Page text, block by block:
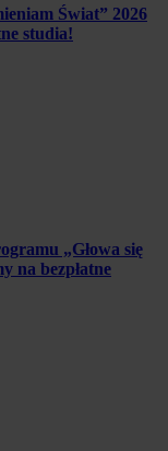
Świat” 2026
studia!
„Głowa się
na bezpłatne